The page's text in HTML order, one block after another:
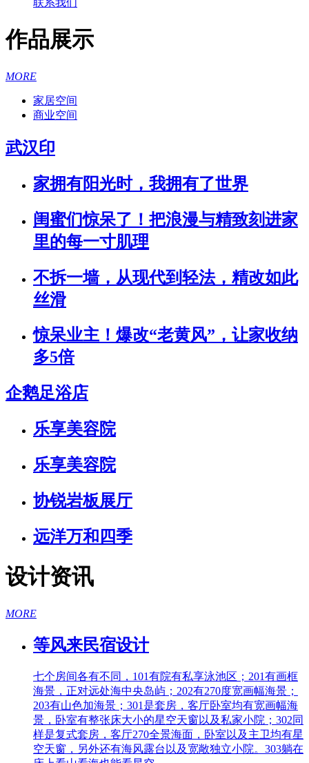
联系我们
作品展示
MORE
家居空间
商业空间
武汉印
家拥有阳光时，我拥有了世界
闺蜜们惊呆了！把浪漫与精致刻进家
里的每一寸肌理
不拆一墙，从现代到轻法，精改如此
丝滑
惊呆业主！爆改“老黄风”，让家收纳
多5倍
企鹅足浴店
乐享美容院
乐享美容院
协锐岩板展厅
远洋万和四季
设计资讯
MORE
等风来民宿设计
七个房间各有不同，101有院有私享泳池区；201有画框
海景，正对远处海中央岛屿；202有270度宽画幅海景；
203有山色加海景；301是套房，客厅卧室均有宽画幅海
景，卧室有整张床大小的星空天窗以及私家小院；302同
样是复式套房，客厅270全景海面，卧室以及主卫均有星
空天窗，另外还有海风露台以及宽敞独立小院。303躺在